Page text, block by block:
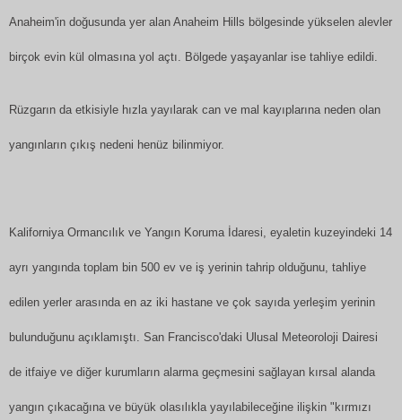
Anaheim'in doğusunda yer alan Anaheim Hills bölgesinde yükselen alevler
birçok evin kül olmasına yol açtı. Bölgede yaşayanlar ise tahliye edildi.
Rüzgarın da etkisiyle hızla yayılarak can ve mal kayıplarına neden olan
yangınların çıkış nedeni henüz bilinmiyor.
Kaliforniya Ormancılık ve Yangın Koruma İdaresi, eyaletin kuzeyindeki 14
ayrı yangında toplam bin 500 ev ve iş yerinin tahrip olduğunu, tahliye
edilen yerler arasında en az iki hastane ve çok sayıda yerleşim yerinin
bulunduğunu açıklamıştı. San Francisco'daki Ulusal Meteoroloji Dairesi
de itfaiye ve diğer kurumların alarma geçmesini sağlayan kırsal alanda
yangın çıkacağına ve büyük olasılıkla yayılabileceğine ilişkin "kırmızı